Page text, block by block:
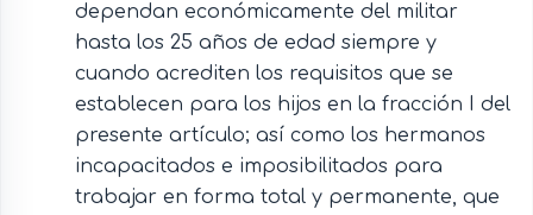
dependan económicamente del militar
hasta los 25 años de edad siempre y
cuando acrediten los requisitos que se
establecen para los hijos en la fracción I del
presente artículo; así como los hermanos
incapacitados e imposibilitados para
trabajar en forma total y permanente, que